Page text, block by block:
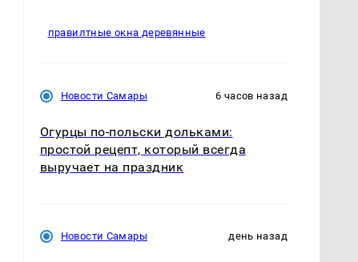
правилтные окна деревянные
Новости Самары 6 часов назад
Огурцы по‑польски дольками:
простой рецепт, который всегда
выручает на праздник
Новости Самары день назад